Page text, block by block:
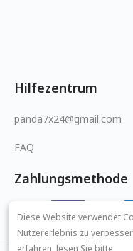
Hilfezentrum
panda7x24@gmail.com
FAQ
Zahlungsmethode
Diese Website verwendet
Nutzererlebnis zu
erfahren, lesen Sie bitte